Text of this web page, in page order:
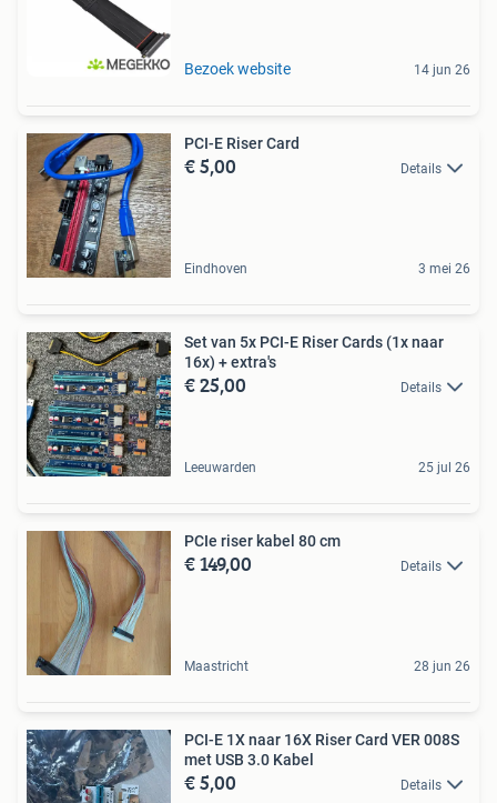
Bezoek website 14 jun 26
PCI-E Riser Card
€ 5,00 Details
Eindhoven 3 mei 26
Set van 5x PCI-E Riser Cards (1x naar
16x) + extra's
€ 25,00 Details
Leeuwarden 25 jul 26
PCIe riser kabel 80 cm
€ 149,00 Details
Maastricht 28 jun 26
PCI-E 1X naar 16X Riser Card VER 008S
met USB 3.0 Kabel
€ 5,00 Details